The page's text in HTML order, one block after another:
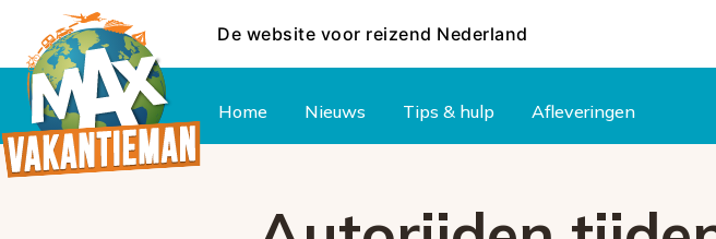
De website voor reizend Nederland
Home Nieuws Tips & hulp Afleveringen